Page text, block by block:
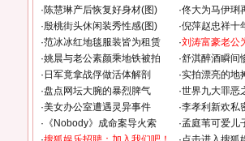
·陈慧琳产后恢复好身材(图) ·佟大为马伊琍
·殷桃街头休闲装秀性感(图) ·倪萍赵忠祥十
·范冰冰红地毯服装皆为租赁 ·刘涛富豪老公
·姚晨与老公素颜乘地铁被拍 ·舒淇醉酒瞬间
· 日军竟拿战俘做活体解剖 ·实拍漂亮的地
·盘点网坛大腕的暴烈脾气 ·世界九大罪恶
·美女办公室遭遇灵异事件 ·李孝利新欢私
· 《Nobody》成命案导火索 ·孟庭苇可爱儿